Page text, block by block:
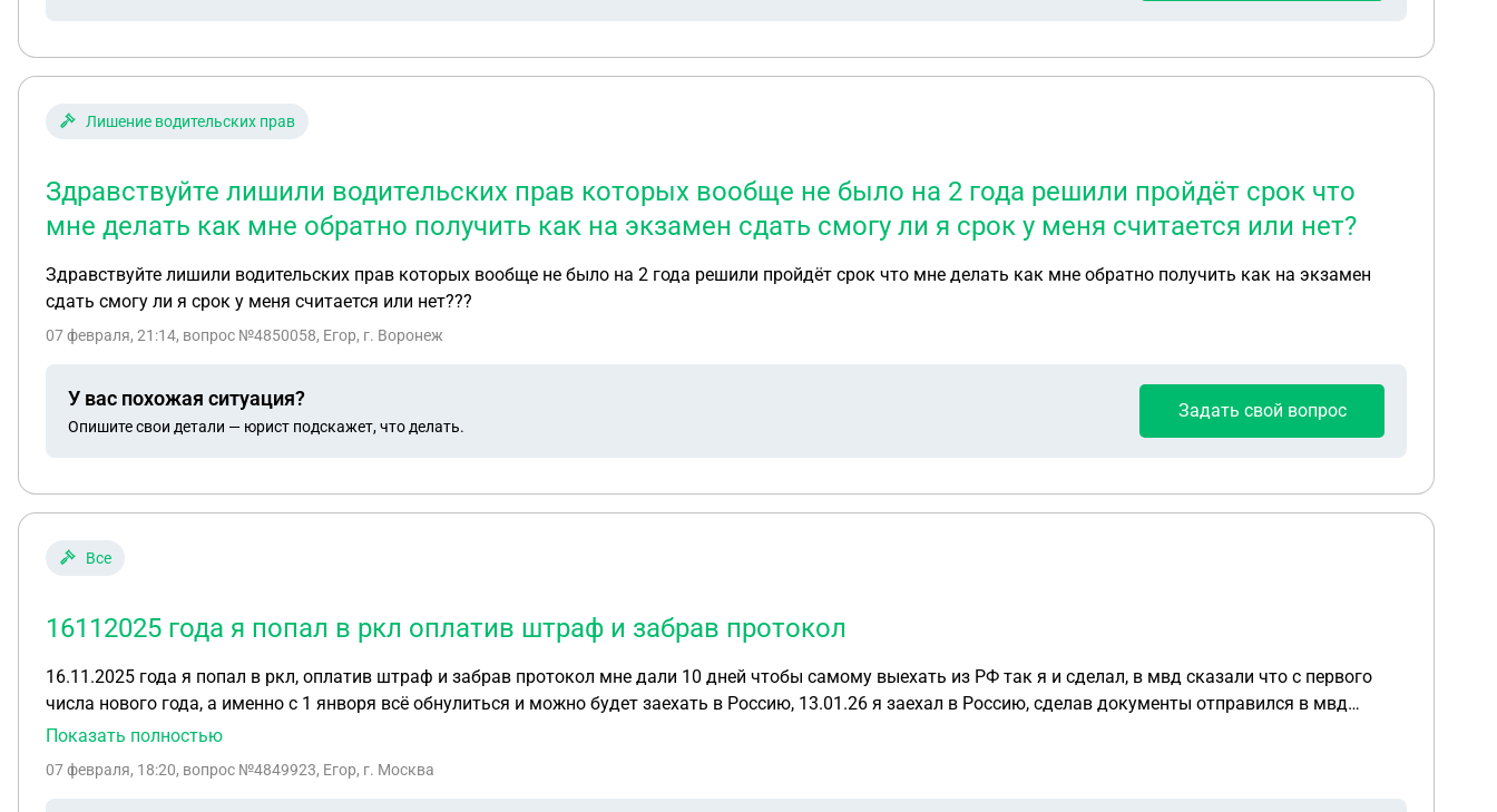
Лишение водительских прав
Здравствуйте лишили водительских прав которых вообще не было на 2 года решили пройдёт срок что
мне делать как мне обратно получить как на экзамен сдать смогу ли я срок у меня считается или нет?
Здравствуйте лишили водительских прав которых вообще не было на 2 года решили пройдёт срок что мне делать как мне обратно получить как на экзамен
сдать смогу ли я срок у меня считается или нет???
07 февраля, 21:14, вопрос №4850058, Егор, г. Воронеж
У вас похожая ситуация?
Опишите свои детали — юрист подскажет, что делать.
Задать свой вопрос
Все
16112025 года я попал в ркл оплатив штраф и забрав протокол
16.11.2025 года я попал в ркл, оплатив штраф и забрав протокол мне дали 10 дней чтобы самому выехать из РФ так я и сделал, в мвд сказали что с первого
числа нового года, а именно с 1 янворя всё обнулиться и можно будет заехать в Россию, 13.01.26 я заехал в Россию, сделав документы отправился в мвд
03.02.26 для продление срока прибывания на 1 год в мвд мой паспорт забрали и поставили штамп о депортации на 5 лет, ссылаясь на то что мне можно было
Показать полностью
07 февраля, 18:20, вопрос №4849923, Егор, г. Москва